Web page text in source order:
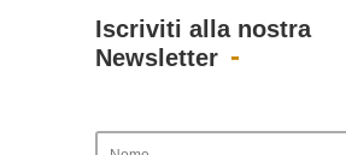
Iscriviti alla nostra
Newsletter